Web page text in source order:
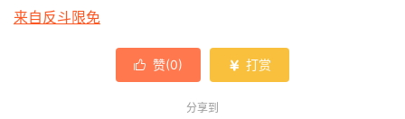
来自反斗限免
 赞(0)  打赏
分享到